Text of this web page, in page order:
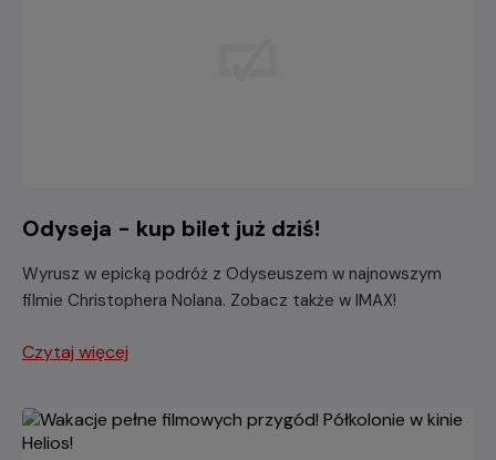
Odyseja - kup bilet już dziś!
Wyrusz w epicką podróż z Odyseuszem w najnowszym
filmie Christophera Nolana. Zobacz także w IMAX!
Czytaj więcej